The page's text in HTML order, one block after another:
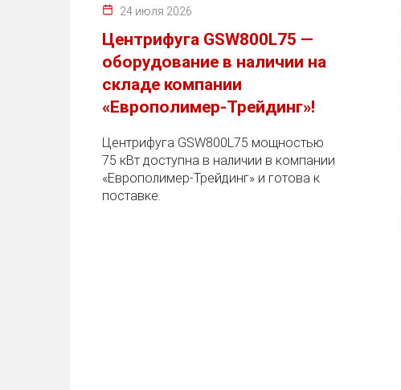
24 июля 2026
Центрифуга GSW800L75 —
оборудование в наличии на
складе компании
«Европолимер-Трейдинг»!
Центрифуга GSW800L75 мощностью
75 кВт доступна в наличии в компании
«Европолимер-Трейдинг» и готова к
поставке.